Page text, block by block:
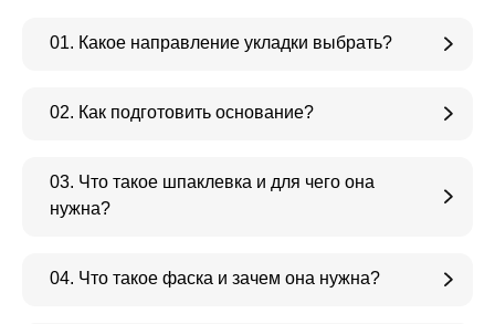
01. Какое направление укладки выбрать?
02. Как подготовить основание?
03. Что такое шпаклевка и для чего она
нужна?
04. Что такое фаска и зачем она нужна?